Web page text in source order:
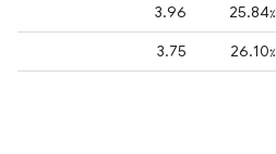
25.84٪
3.96
26.10٪ 3.75